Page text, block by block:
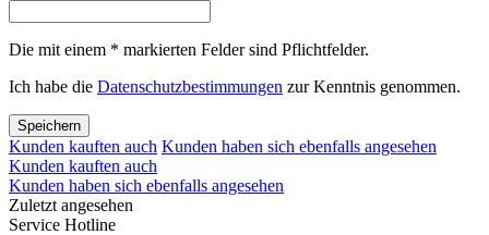
Die mit einem * markierten Felder sind Pflichtfelder.
Ich habe die Datenschutzbestimmungen zur Kenntnis genommen.
Speichern
Kunden kauften auch Kunden haben sich ebenfalls angesehen
Kunden kauften auch
Kunden haben sich ebenfalls angesehen
Zuletzt angesehen
Service Hotline